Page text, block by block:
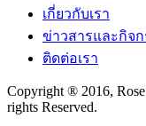
เกี่ยวกับเรา
ข่าวสารและกิจก
ติดต่อเรา
Copyright ® 2016,
rights Reserved.